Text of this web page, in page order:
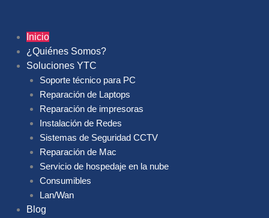
Inicio
¿Quiénes Somos?
Soluciones YTC
Soporte técnico para PC
Reparación de Laptops
Reparación de impresoras
Instalación de Redes
Sistemas de Seguridad CCTV
Reparación de Mac
Servicio de hospedaje en la nube
Consumibles
Lan/Wan
Blog